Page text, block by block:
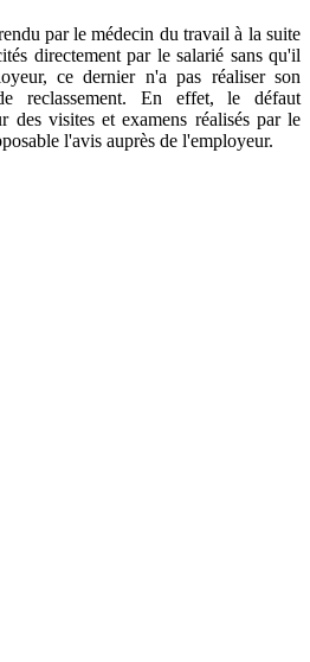
par le médecin du travail à la suite
directement par le salarié sans qu'il
ce dernier n'a pas réaliser son
reclassement. En effet, le défaut
des visites et examens réalisés par le
l'avis auprès de l'employeur.